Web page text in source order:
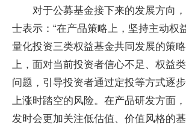
对于公募基金接下来的发展方向
士表示：“在产品策略上，坚持主动权
量化投资三类权益基金共同发展的策
上，面对当前投资者信心不足、权益
问题，引导投资者通过定投等方式逐
上涨时踏空的风险。在产品研发方面
发时会更加关注低估值、价值风格的